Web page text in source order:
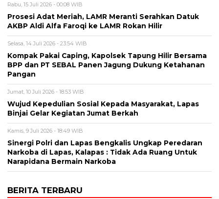
Rabu, 15 Juli 2026 - 00:08 WIB
Prosesi Adat Meriah, LAMR Meranti Serahkan Datuk
AKBP Aldi Alfa Faroqi ke LAMR Rokan Hilir
Selasa, 14 Juli 2026 - 23:54 WIB
Kompak Pakai Caping, Kapolsek Tapung Hilir Bersama
BPP dan PT SEBAL Panen Jagung Dukung Ketahanan
Pangan
Jumat, 10 Juli 2026 - 18:53 WIB
Wujud Kepedulian Sosial Kepada Masyarakat, Lapas
Binjai Gelar Kegiatan Jumat Berkah
Kamis, 9 Juli 2026 - 18:49 WIB
Sinergi Polri dan Lapas Bengkalis Ungkap Peredaran
Narkoba di Lapas, Kalapas : Tidak Ada Ruang Untuk
Narapidana Bermain Narkoba
BERITA TERBARU